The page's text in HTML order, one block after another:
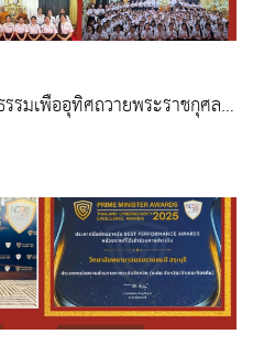
รมเพื่ออุทิศถวายพระราชกุศล
รมราชินีนาถ พระบรมราชชนนี
วง จังหวัดสระบุรี